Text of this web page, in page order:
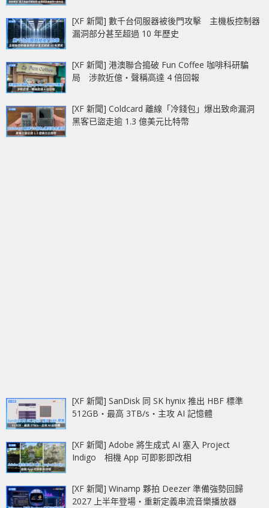
[XF 新聞] 數千台伺服器被後門攻擊 主機板控制器
漏洞部分甚至超過 10 年歷史
[XF 新聞] 港澳聯合搗破 Fun Coffee 咖啡科研騙
局 涉款近億‧聲稱高達 4 倍回報
[XF 新聞] Coldcard 離線「冷錢包」爆出致命漏洞
黑客已盜走逾 1.3 億美元比特幣
[XF 新聞] SanDisk 同 SK hynix 推出 HBF 標準
512GB‧最高 3TB/s‧主攻 AI 記憶體
[XF 新聞] Adobe 將生成式 AI 塞入 Project
Indigo 相機 App 可即影即改相
[XF 新聞] Winamp 夥拍 Deezer 準備強勢回歸
2027 上半年登場‧重新定義串流音樂播放器